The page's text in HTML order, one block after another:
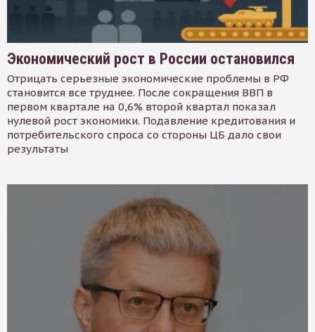
Экономический рост в России остановился
Отрицать серьезные экономические проблемы в РФ
становится все труднее. После сокращения ВВП в
первом квартале на 0,6% второй квартал показал
нулевой рост экономики. Подавление кредитования и
потребительского спроса со стороны ЦБ дало свои
результаты